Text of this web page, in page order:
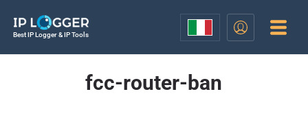
Best IP Logger & IP Tools
fcc-router-ban